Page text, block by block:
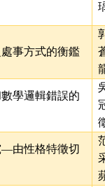
事方式的衡鑑
學邏輯錯誤的
—由性格特徵切